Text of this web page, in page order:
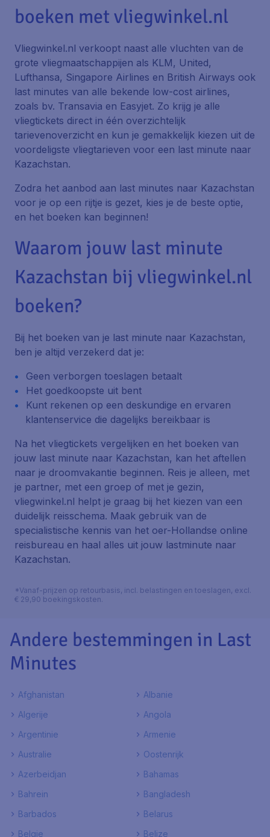
boeken met vliegwinkel.nl
Vliegwinkel.nl verkoopt naast alle vluchten van de
grote vliegmaatschappijen als KLM, United,
Lufthansa, Singapore Airlines en British Airways ook
last minutes van alle bekende low-cost airlines,
zoals bv. Transavia en Easyjet. Zo krijg je alle
vliegtickets direct in één overzichtelijk
tarievenoverzicht en kun je gemakkelijk kiezen uit de
voordeligste vliegtarieven voor een last minute naar
Kazachstan.
Zodra het aanbod aan last minutes naar Kazachstan
voor je op een rijtje is gezet, kies je de beste optie,
en het boeken kan beginnen!
Waarom jouw last minute
Kazachstan bij vliegwinkel.nl
boeken?
Bij het boeken van je last minute naar Kazachstan,
ben je altijd verzekerd dat je:
Geen verborgen toeslagen betaalt
Het goedkoopste uit bent
Kunt rekenen op een deskundige en ervaren
klantenservice die dagelijks bereikbaar is
Na het vliegtickets vergelijken en het boeken van
jouw last minute naar Kazachstan, kan het aftellen
naar je droomvakantie beginnen. Reis je alleen, met
je partner, met een groep of met je gezin,
vliegwinkel.nl helpt je graag bij het kiezen van een
duidelijk reisschema. Maak gebruik van de
specialistische kennis van het oer-Hollandse online
reisbureau en haal alles uit jouw lastminute naar
Kazachstan.
*Vanaf-prijzen op retourbasis, incl. belastingen en toeslagen, excl.
€ 29,90 boekingskosten.
Andere bestemmingen in Last
Minutes
Afghanistan
Albanie
Algerije
Angola
Argentinie
Armenie
Australie
Oostenrijk
Azerbeidjan
Bahamas
Bahrein
Bangladesh
Barbados
Belarus
Belgie
Belize